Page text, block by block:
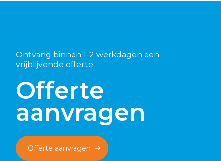
Ontvang binnen 1-2 werkdagen een
vrijblijvende offerte
Offerte
aanvragen
Offerte aanvragen